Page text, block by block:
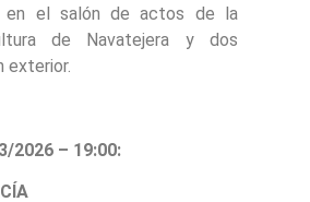
en el salón de actos de la
de Navatejera y dos
exterior.
2026 – 19:00: